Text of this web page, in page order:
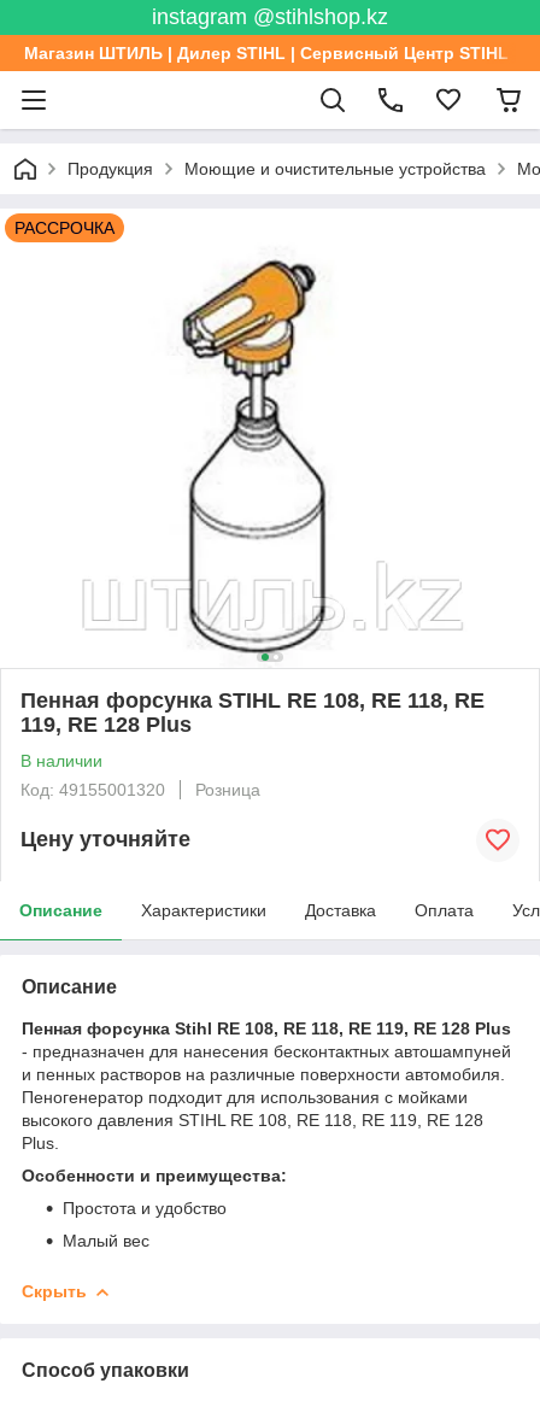
instagram @stihlshop.kz
Магазин ШТИЛЬ | Дилер STIHL | Сервисный Центр STIHL
Продукция Моющие и очистительные устройства
РАССРОЧКА
Пенная форсунка STIHL RE 108, RE 118, RE
119, RE 128 Plus
В наличии
Код: 49155001320
Розница
Цену уточняйте
Описание Характеристики Доставка Оплата
Описание
Пенная форсунка Stihl RE 108, RE 118, RE 119, RE 128 Plus
- предназначен для нанесения бесконтактных автошампуней
и пенных растворов на различные поверхности автомобиля.
Пеногенератор подходит для использования с мойками
высокого давления STIHL RE 108, RE 118, RE 119, RE 128
Plus.
Особенности и преимущества:
Простота и удобство
Малый вес
Скрыть
Способ упаковки